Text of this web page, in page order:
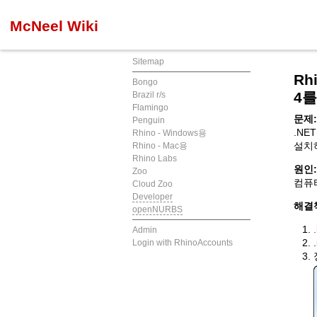
McNeel Wiki
Sitemap
Bongo
Brazil r/s
Flamingo
Penguin
Rhino - Windows용
Rhino - Mac용
Rhino Labs
Zoo
Cloud Zoo
Developer
openNURBS
Admin
Login with RhinoAccounts
4
문제:
설치
원인:
컴퓨
해결